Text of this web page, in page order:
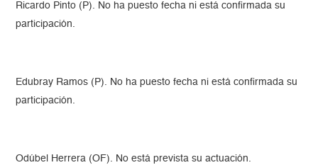
Ricardo Pinto (P). No ha puesto fecha ni está confirmada su
participación.
Edubray Ramos (P). No ha puesto fecha ni está confirmada su
participación.
Odúbel Herrera (OF). No está prevista su actuación.